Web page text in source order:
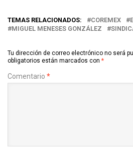
TEMAS RELACIONADOS: COREMEX
MIGUEL MENESES GONZÁLEZ
Tu dirección de correo electrónico no será
obligatorios están marcados con *
Comentario *